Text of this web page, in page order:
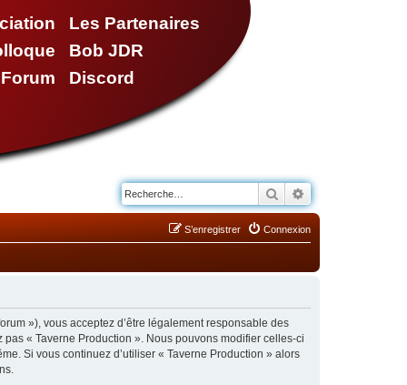
Les Partenaires
Bob JDR
Discord
Rechercher
Connexion
S’enregistrer
»), vous acceptez d’être légalement responsable des
« Taverne Production ». Nous pouvons modifier celles-ci
Si vous continuez d’utiliser « Taverne Production » alors